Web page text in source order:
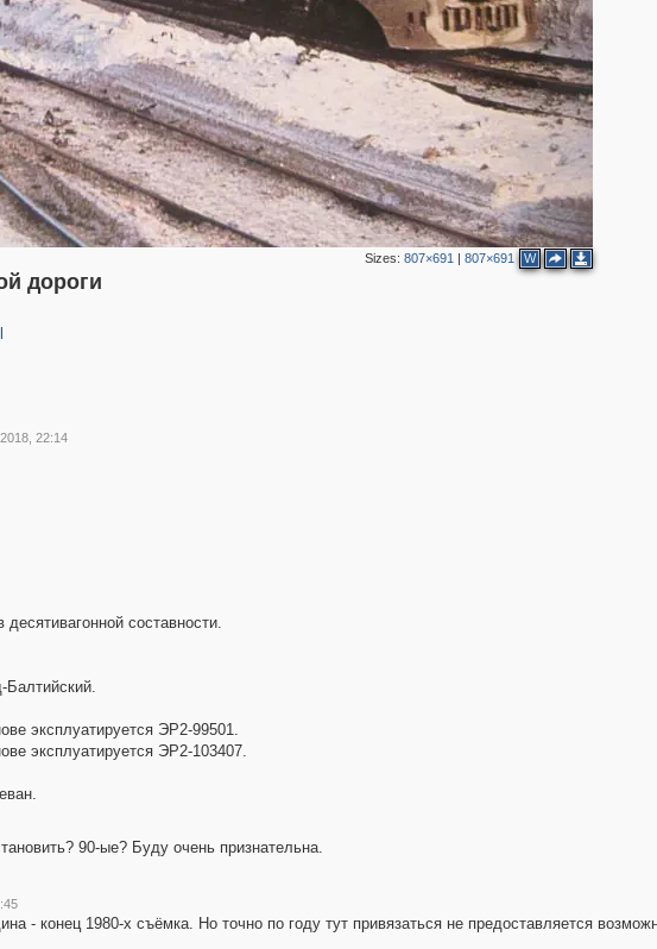
Sizes:807×691 |807×691 W
дороги
22:14
составности.
эксплуатируется ЭР2-99501.
эксплуатируется ЭР2-103407.
90-ые? Буду очень признательна.
- конец 1980-х съёмка. Но точно по году тут привязаться не предоставляется